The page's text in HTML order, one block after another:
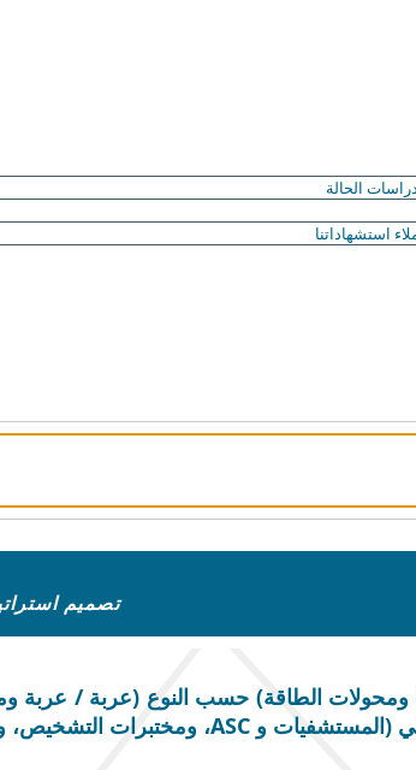
دراسات الحالة
استشهاداتنا
تصميم
ومحولات الطاقة) حسب النوع (عربة /